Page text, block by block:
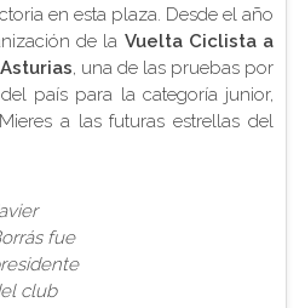
en esta plaza. Desde el año
de la Vuelta Ciclista a
, una de las pruebas por
país para la categoría junior,
a las futuras estrellas del
fue
club